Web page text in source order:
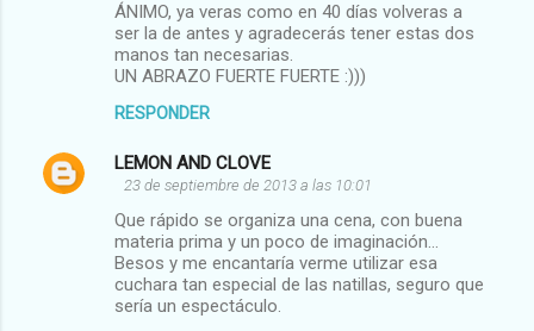
ÁNIMO, ya veras como en 40 días volveras a
ser la de antes y agradecerás tener estas dos
manos tan necesarias.
UN ABRAZO FUERTE FUERTE :)))
RESPONDER
LEMON AND CLOVE
23 de septiembre de 2013 a las 10:01
Que rápido se organiza una cena, con buena
materia prima y un poco de imaginación...
Besos y me encantaría verme utilizar esa
cuchara tan especial de las natillas, seguro que
sería un espectáculo.